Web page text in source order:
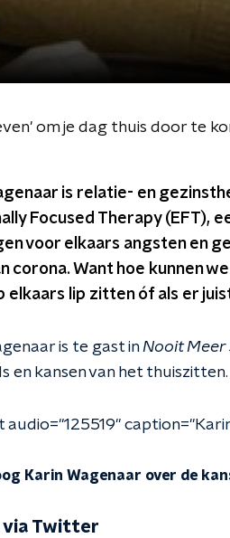
om je dag thuis door te
is relatie- en
Focused Therapy (EFT),
voor elkaars angsten en
corona. Want hoe kunnen
elkaars lip zitten óf als er
is te gast inNooit Meer
en kansen van het thuiszitten.
audio="125519"
Karin Wagenaar over de
via Twitter